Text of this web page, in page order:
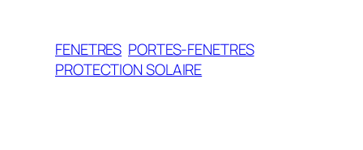
FENETRES PORTES-FENETRES
PROTECTION SOLAIRE